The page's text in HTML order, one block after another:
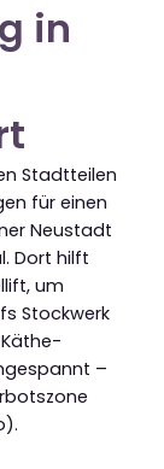
in
Stadtteilen
für einen
Neustadt
Dort hilft
um
Stockwerk
–